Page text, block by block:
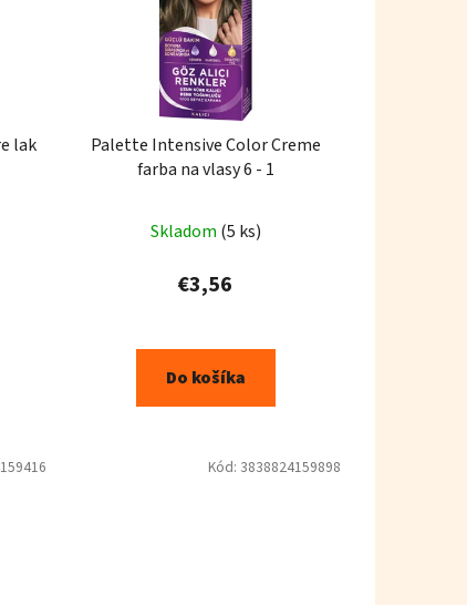
lak
Palette Intensive Color Creme
farba na vlasy 6 - 1
Skladom (5 ks)
€3,56
Do košíka
Kód: 3838824159898